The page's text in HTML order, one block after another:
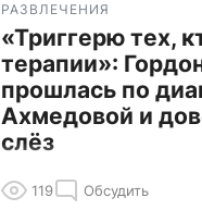
РАЗВЛЕЧЕНИЯ
«Триггерю тех,
терапии»:
прошлась по
Ахмедовой и
слёз
119 Обсудить